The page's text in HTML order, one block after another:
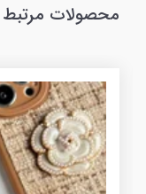
محصولات مرتبط